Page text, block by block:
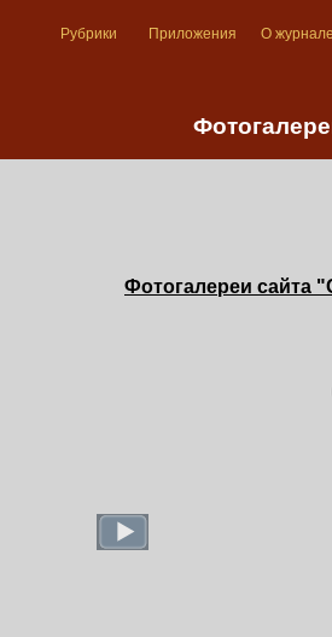
Рубрики Приложения О журнале
Фотогалереи сайта